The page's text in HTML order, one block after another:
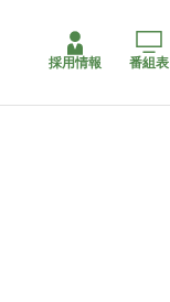
採用情報 番組表